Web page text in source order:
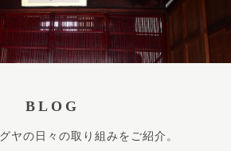
BLOG
ヤの日々の取り組みをご紹介。